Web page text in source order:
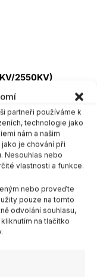
partneři používáme k
technologie jako
nám a našim
je chování při
Nesouhlas nebo
vlastnosti a funkce.
nebo proveďte
pouze na tomto
odvolání souhlasu,
na tlačítko
2550KV)
FPV